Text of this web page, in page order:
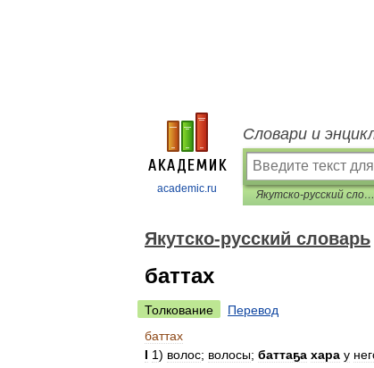
academic.ru
Словари и
Якутско-русский словарь
Якутско-русский словарь
баттах
Толкование
Перевод
баттах
I 1) волос; волосы; баттаҕа хара у